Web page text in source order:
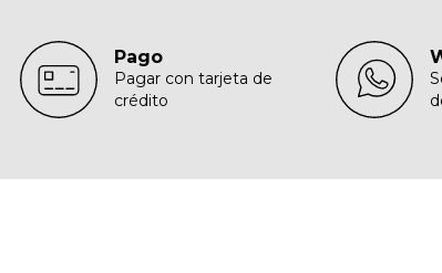
Pago
Pagar con tarjeta de
crédito